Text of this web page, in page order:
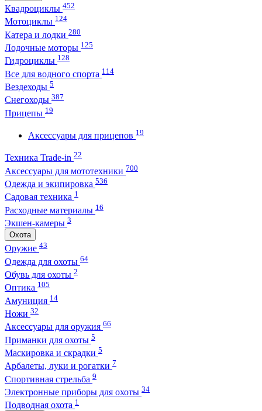
Квадроциклы 452
Мотоциклы 124
Катера и лодки 280
Лодочные моторы 125
Гидроциклы 128
Все для водного спорта 114
Вездеходы 5
Снегоходы 387
Прицепы 19
Аксессуары для прицепов 19
Техника Trade-in 22
Аксессуары для мототехники 700
Одежда и экипировка 536
Садовая техника 1
Расходные материалы 16
Экшен-камеры 3
Охота
Оружие 43
Одежда для охоты 64
Обувь для охоты 2
Оптика 105
Амуниция 14
Ножи 32
Аксессуары для оружия 66
Приманки для охоты 5
Маскировка и скрадки 5
Арбалеты, луки и рогатки 7
Спортивная стрельба 9
Электронные приборы для охоты 34
Подводная охота 1